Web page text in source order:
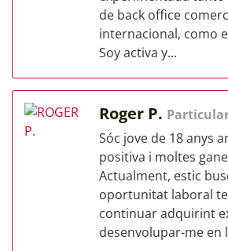
de back office
internacional, como
Soy activa y...
Roger P.
Sóc jove de 18 anys
positiva i moltes
Actualment, estic
oportunitat laboral
continuar adquirint
desenvolupar-me en